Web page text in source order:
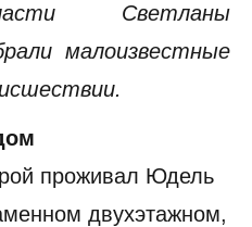
Светланы
малоизвестные
проживал Юдель
двухэтажном,